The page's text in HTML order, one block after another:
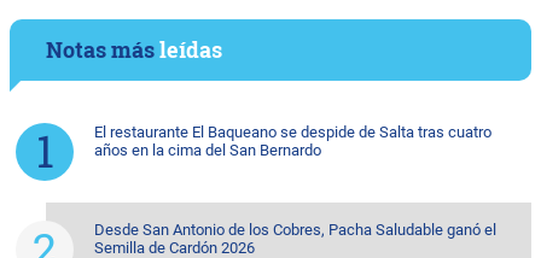
Notas másleídas
El restaurante El Baqueano se despide de Salta tras cuatro
años en la cima del San Bernardo
Desde San Antonio de los Cobres, Pacha Saludable ganó el
Semilla de Cardón 2026